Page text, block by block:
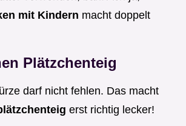
mit Kindern macht doppelt
Plätzchenteig
darf nicht fehlen. Das macht
erst richtig lecker!